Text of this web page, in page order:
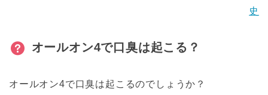
史
オールオン4で口臭は起こる？
オールオン4で口臭は起こるのでしょうか？